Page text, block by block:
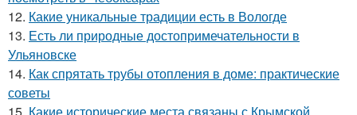
12. Какие уникальные традиции есть в Вологде
13. Есть ли природные достопримечательности в
Ульяновске
14. Как спрятать трубы отопления в доме: практические
советы